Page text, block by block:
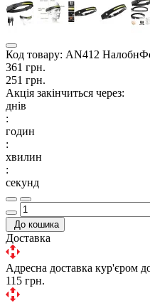
Код товару: AN412
361 грн.
251 грн.
Акція закінчиться через:
днів
:
годин
:
хвилин
:
секунд
До кошика
Доставка
Адресна доставка кур'єром
115 грн.